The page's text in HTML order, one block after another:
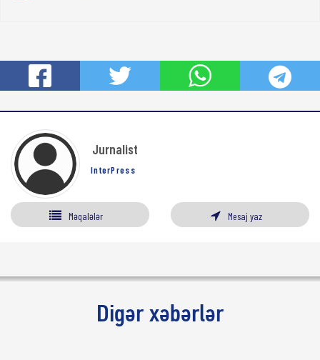
Jurnalist
InterPress
Məqalələr Mesaj yaz
Digər xəbərlər